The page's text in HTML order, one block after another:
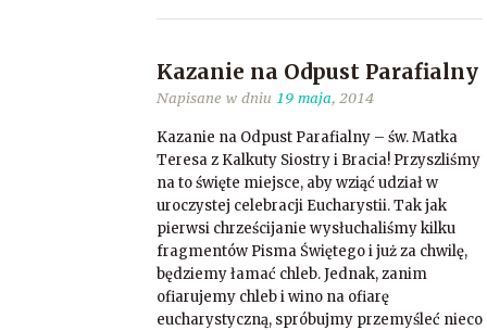
Kazanie na Odpust Parafialny
Napisane w dniu 19 maja, 2014
Kazanie na Odpust Parafialny – św. Matka
Teresa z Kalkuty Siostry i Bracia! Przyszliśmy
na to święte miejsce, aby wziąć udział w
uroczystej celebracji Eucharystii. Tak jak
pierwsi chrześcijanie wysłuchaliśmy kilku
fragmentów Pisma Świętego i już za chwilę,
będziemy łamać chleb. Jednak, zanim
ofiarujemy chleb i wino na ofiarę
eucharystyczną, spróbujmy przemyśleć nieco